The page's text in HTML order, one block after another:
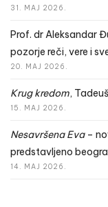
31. MAJ 2026.
Prof. dr Aleksandar
pozorje reči, vere i
20. MAJ 2026.
Krug kredom,
15. MAJ 2026.
Nesavršena Eva–
predstavljeno
14. MAJ 2026.